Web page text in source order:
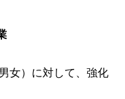
女）に対して、強化